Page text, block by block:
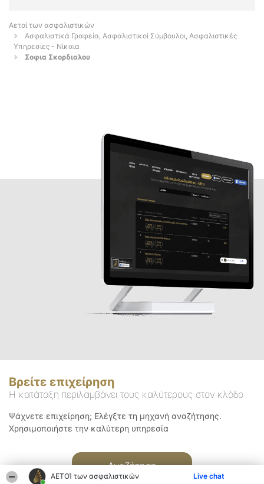
ΑΕΤΟΊ των ασφαλιστικών Live chat
Αετοί των ασφαλιστικών
Ασφαλιστικά Γραφεία, Ασφαλιστικοί Σύμβουλοι, Ασφαλιστικές
Υπηρεσίες - Νίκαια
Σοφια Σκορδιαλου
Βρείτε επιχείρηση
Η κατάταξη περιλαμβάνει τους καλύτερους στον κλάδο
Ψάχνετε επιχείρηση; Ελέγξτε τη μηχανή αναζήτησης.
Χρησιμοποιήστε την καλύτερη υπηρεσία
Αναζήτηση